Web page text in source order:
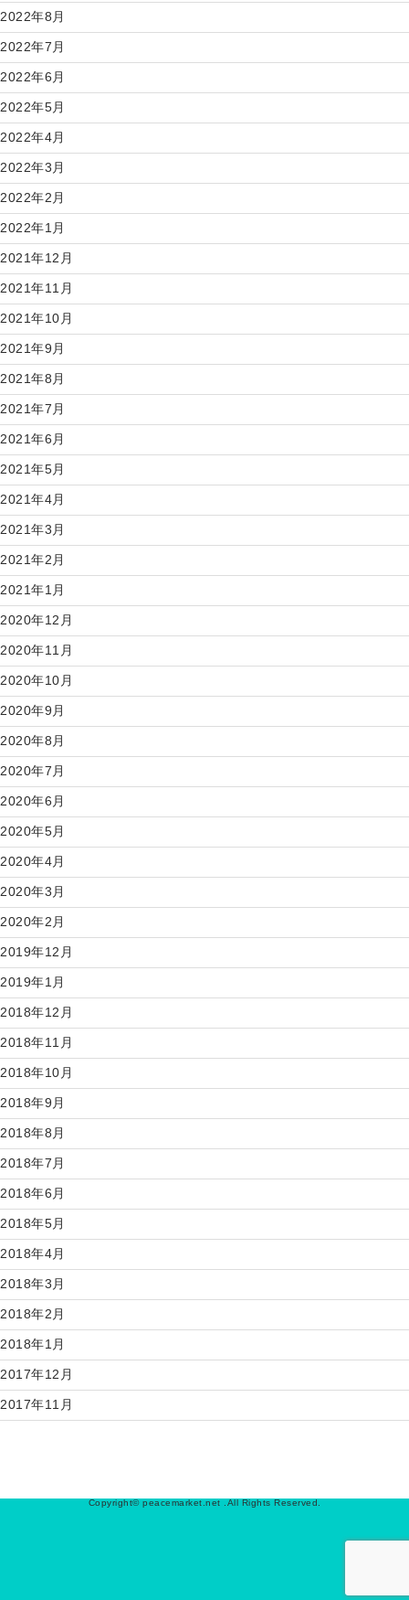
2022年8月
2022年7月
2022年6月
2022年5月
2022年4月
2022年3月
2022年2月
2022年1月
2021年12月
2021年11月
2021年10月
2021年9月
2021年8月
2021年7月
2021年6月
2021年5月
2021年4月
2021年3月
2021年2月
2021年1月
2020年12月
2020年11月
2020年10月
2020年9月
2020年8月
2020年7月
2020年6月
2020年5月
2020年4月
2020年3月
2020年2月
2019年12月
2019年1月
2018年12月
2018年11月
2018年10月
2018年9月
2018年8月
2018年7月
2018年6月
2018年5月
2018年4月
2018年3月
2018年2月
2018年1月
2017年12月
2017年11月
Copyright© peacemarket.net .All Rights Reserved.